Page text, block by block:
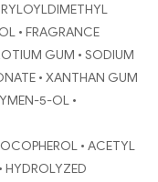
• FRAGRANCE
GUM • SODIUM
• XANTHAN GUM
5-OL •
• ACETYL
HYDROLYZED